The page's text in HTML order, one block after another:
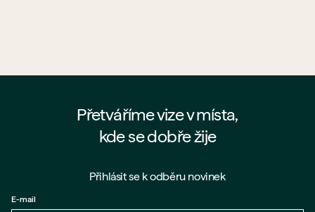
Přetváříme vize v místa,
kde se dobře žije
Přihlásit se k odběru novinek
E-mail